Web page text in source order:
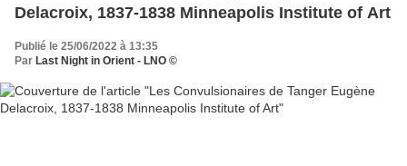
Delacroix, 1837-1838 Minneapolis Institute of Art
Publié le 25/06/2022 à 13:35
Par Last Night in Orient - LNO ©